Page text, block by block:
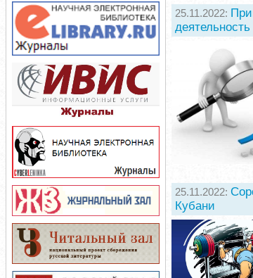
25.11.2022:
25.11.2022:
Кубани